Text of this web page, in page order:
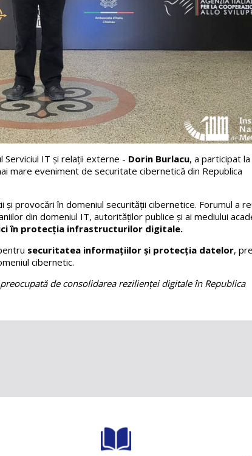
Serviciul IT și relații externe - Dorin Burlacu, a participat la
mare eveniment de securitate cibernetică din Republica
provocări în domeniul securității cibernetice. Forumul a
din domeniul IT, autorităților publice și ai mediului
în protecția infrastructurilor digitale.
securitatea informațiilor și protecția datelor,
cibernetic.
de consolidarea rezilienței digitale în Republica